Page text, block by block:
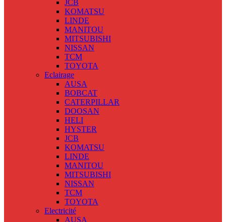
JCB
KOMATSU
LINDE
MANITOU
MITSUBISHI
NISSAN
TCM
TOYOTA
Eclairage
AUSA
BOBCAT
CATERPILLAR
DOOSAN
HELI
HYSTER
JCB
KOMATSU
LINDE
MANITOU
MITSUBISHI
NISSAN
TCM
TOYOTA
Electricité
AUSA